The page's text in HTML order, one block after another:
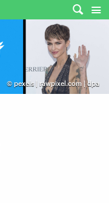
© pexels | rawpixel.com | dpa